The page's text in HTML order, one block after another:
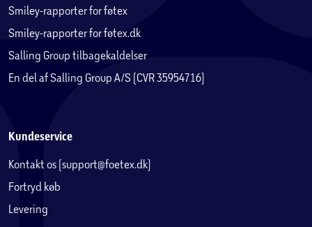
Smiley-rapporter for føtex
Smiley-rapporter for føtex.dk
Salling Group tilbagekaldelser
En del af Salling Group A/S (CVR 35954716)
Kundeservice
Kontakt os (support@foetex.dk)
Fortryd køb
Levering